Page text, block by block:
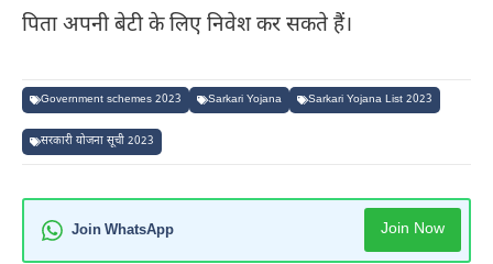
पिता अपनी बेटी के लिए निवेश कर सकते हैं।
Government schemes 2023 Sarkari Yojana Sarkari Yojana List 2023
सरकारी योजना सूची 2023
Join WhatsApp Join Now